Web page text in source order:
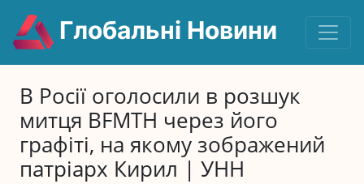
Глобальні Новини
В Росії оголосили в розшук
митця BFMTH через його
графіті, на якому зображений
патріарх Кирил | УНН